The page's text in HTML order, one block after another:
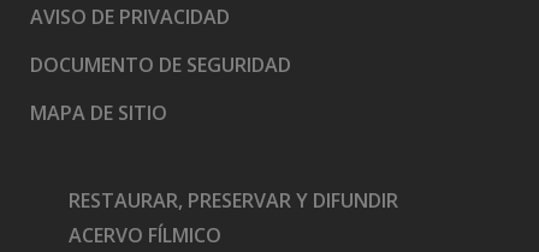
AVISO DE PRIVACIDAD
DOCUMENTO DE SEGURIDAD
MAPA DE SITIO
RESTAURAR, PRESERVAR Y DIFUNDIR
ACERVO FÍLMICO